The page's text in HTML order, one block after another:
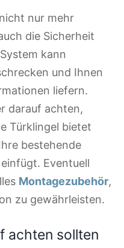
nur mehr
die Sicherheit
kann
und Ihnen
liefern.
darauf achten,
Türklingel bietet
bestehende
Eventuell
Montagezubehör,
zu gewährleisten.
achten sollten